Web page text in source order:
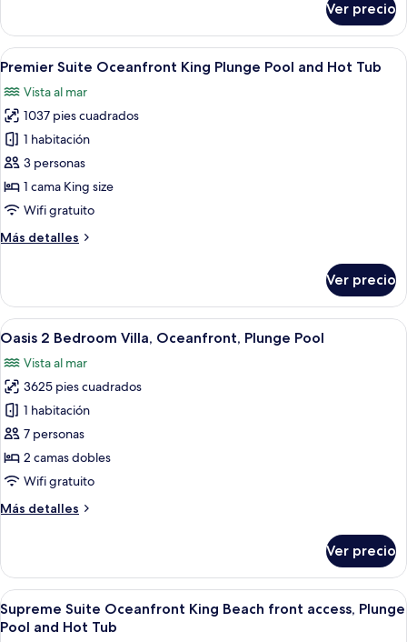
Suite
Oceanfront
King,
Pool
Ver precio
Abrir
todas
las
fotos
de
Premier
Suite
Oceanfront
Plunge
Hot
Tub
Habitación de hotel con cama,
11
Premier Suite Oceanfront King Plunge Pool and Hot Tub
Vista al mar
1037 pies cuadrados
1 habitación
3 personas
1 cama King size
Wifi gratuito
Más detalles
Más
Suite
Oceanfront
King
Pool
and
Hot
Tub
Ver precio
Abrir
todas
las
fotos
de
Oasis
2
Bedroom
Oceanfront,
Amplia sala de estar con un sofá
12
Oasis 2 Bedroom Villa, Oceanfront, Plunge Pool
Vista al mar
3625 pies cuadrados
1 habitación
7 personas
2 camas dobles
Wifi gratuito
Más detalles
Más
2
Bedroom
Villa,
Oceanfront,
Ver precio
Abrir
todas
Un dormitorio amplio con una cama
9
Supreme Suite Oceanfront King Beach front access, Plunge
Pool and Hot Tub